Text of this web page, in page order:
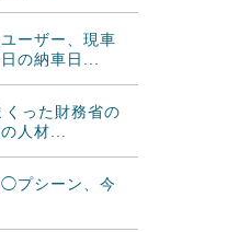
ーザー、現車
の納車日...
った財務省の
人材...
◯プシーン、今